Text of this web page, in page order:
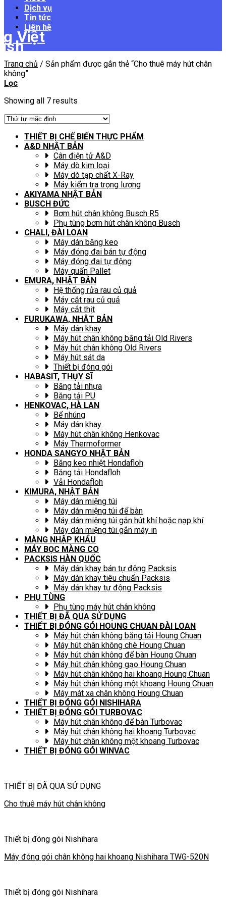
Dịch vụ
Tin tức
Liên hệ
Trang chủ / Sản phẩm được gắn thẻ “Cho thuê máy hút chân
không”
Lọc
Showing all 7 results
THIẾT BỊ CHẾ BIẾN THỰC PHẨM
A&D NHẬT BẢN
Cân điện tử A&D
Máy dò kim loại
Máy dò tạp chất X-Ray
Máy kiểm tra trọng lượng
AKIYAMA NHẬT BẢN
BUSCH ĐỨC
Bơm hút chân không Busch R5
Phụ tùng bơm hút chân không Busch
CHALI, ĐÀI LOAN
Máy dán băng keo
Máy đóng đai bán tự động
Máy đóng đai tự động
Máy quấn Pallet
EMURA, NHẬT BẢN
Hệ thống rửa rau củ quả
Máy cắt rau củ quả
Máy cắt thịt
FURUKAWA, NHẬT BẢN
Máy dán khay
Máy hút chân không băng tải Old Rivers
Máy hút chân không Old Rivers
Máy hút sát da
Thiết bị đóng gói
HABASIT, THỤY SĨ
Băng tải nhựa
Băng tải PU
HENKOVAC, HÀ LAN
Bể nhúng
Máy dán khay
Máy hút chân không Henkovac
Máy Thermoformer
HONDA SANGYO NHẬT BẢN
Băng keo nhiệt Hondafloh
Băng tải Hondafloh
Vải Hondafloh
KIMURA, NHẬT BẢN
Máy dán miệng túi
Máy dán miệng túi để bàn
Máy dán miệng túi gắn hút khí hoặc nạp khí
Máy dán miệng túi gắn máy in
MÀNG NHẬP KHẨU
MÁY BỌC MÀNG CO
PACKSIS HÀN QUỐC
Máy dán khay bán tự động Packsis
Máy dán khay tiêu chuẩn Packsis
Máy dán khay tự động Packsis
PHỤ TÙNG
Phụ tùng máy hút chân không
THIẾT BỊ ĐÃ QUA SỬ DỤNG
THIẾT BỊ ĐÓNG GÓI HOUNG CHUAN ĐÀI LOAN
Máy hút chân không băng tải Houng Chuan
Máy hút chân không chè Houng Chuan
Máy hút chân không để bàn Houng Chuan
Máy hút chân không gạo Houng Chuan
Máy hút chân không hai khoang Houng Chuan
Máy hút chân không một khoang Houng Chuan
Máy mát xa chân không Houng Chuan
THIẾT BỊ ĐÓNG GÓI NISHIHARA
THIẾT BỊ ĐÓNG GÓI TURBOVAC
Máy hút chân không để bàn Turbovac
Máy hút chân không hai khoang Turbovac
Máy hút chân không một khoang Turbovac
THIẾT BỊ ĐÓNG GÓI WINVAC
THIẾT BỊ ĐÃ QUA SỬ DỤNG
Cho thuê máy hút chân không
Thiết bị đóng gói Nishihara
Máy đóng gói chân không hai khoang Nishihara TWG-520N
Thiết bị đóng gói Nishihara